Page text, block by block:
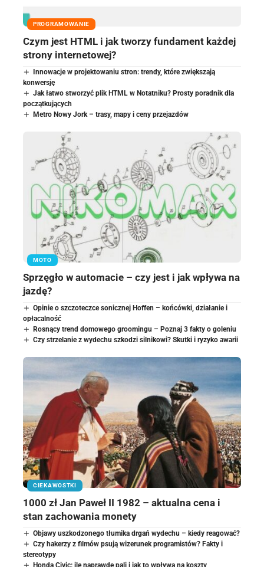
PROGRAMOWANIE
Czym jest HTML i jak tworzy fundament każdej
strony internetowej?
Innowacje w projektowaniu stron: trendy, które zwiększają
konwersję
Jak łatwo stworzyć plik HTML w Notatniku? Prosty poradnik dla
początkujących
Metro Nowy Jork – trasy, mapy i ceny przejazdów
MOTO
Sprzęgło w automacie – czy jest i jak wpływa na
jazdę?
Opinie o szczoteczce sonicznej Hoffen – końcówki, działanie i
opłacalność
Rosnący trend domowego groomingu – Poznaj 3 fakty o goleniu
Czy strzelanie z wydechu szkodzi silnikowi? Skutki i ryzyko awarii
CIEKAWOSTKI
1000 zł Jan Paweł II 1982 – aktualna cena i
stan zachowania monety
Objawy uszkodzonego tłumika drgań wydechu – kiedy reagować?
Czy hakerzy z filmów psują wizerunek programistów? Fakty i
stereotypy
Honda Civic: ile naprawdę pali i jak to wpływa na koszty